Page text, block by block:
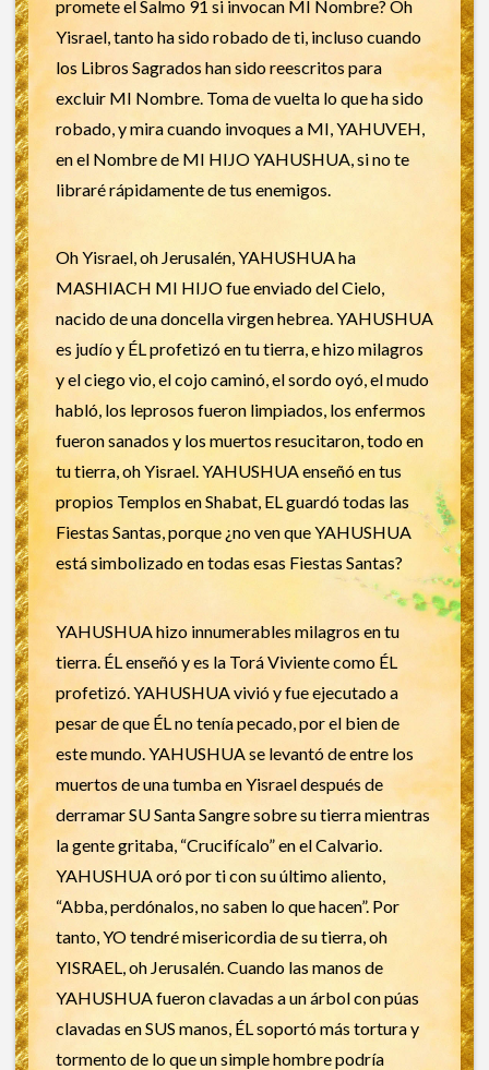
promete el Salmo 91 si invocan MI Nombre? Oh
Yisrael, tanto ha sido robado de ti, incluso cuando
los Libros Sagrados han sido reescritos para
excluir MI Nombre. Toma de vuelta lo que ha sido
robado, y mira cuando invoques a MI, YAHUVEH,
en el Nombre de MI HIJO YAHUSHUA, si no te
libraré rápidamente de tus enemigos.
Oh Yisrael, oh Jerusalén, YAHUSHUA ha
MASHIACH MI HIJO fue enviado del Cielo,
nacido de una doncella virgen hebrea. YAHUSHUA
es judío y ÉL profetizó en tu tierra, e hizo milagros
y el ciego vio, el cojo caminó, el sordo oyó, el mudo
habló, los leprosos fueron limpiados, los enfermos
fueron sanados y los muertos resucitaron, todo en
tu tierra, oh Yisrael. YAHUSHUA enseñó en tus
propios Templos en Shabat, EL guardó todas las
Fiestas Santas, porque ¿no ven que YAHUSHUA
está simbolizado en todas esas Fiestas Santas?
YAHUSHUA hizo innumerables milagros en tu
tierra. ÉL enseñó y es la Torá Viviente como ÉL
profetizó. YAHUSHUA vivió y fue ejecutado a
pesar de que ÉL no tenía pecado, por el bien de
este mundo. YAHUSHUA se levantó de entre los
muertos de una tumba en Yisrael después de
derramar SU Santa Sangre sobre su tierra mientras
la gente gritaba, “Crucifícalo” en el Calvario.
YAHUSHUA oró por ti con su último aliento,
“Abba, perdónalos, no saben lo que hacen”. Por
tanto, YO tendré misericordia de su tierra, oh
YISRAEL, oh Jerusalén. Cuando las manos de
YAHUSHUA fueron clavadas a un árbol con púas
clavadas en SUS manos, ÉL soportó más tortura y
tormento de lo que un simple hombre podría